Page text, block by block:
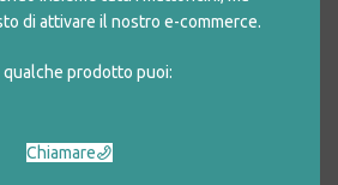
di attivare il nostro e-commerce.
prodotto puoi:
Chiamare
€5,00
ASTUCCIO MONO